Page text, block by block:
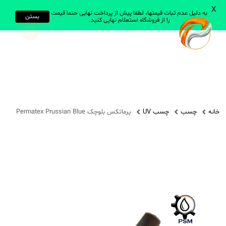
روغن های صنعتی
همه گریس ها
خانه چسب چسب UV پرماتکس بلوچک Permatex Prussian Blue
به دلیل عدم ثبات قیمتها، لطفا پیش از پرداخت نهایی حتما قیمت
را از فروشگاه استعلام نهایی کنید.
بستن
X